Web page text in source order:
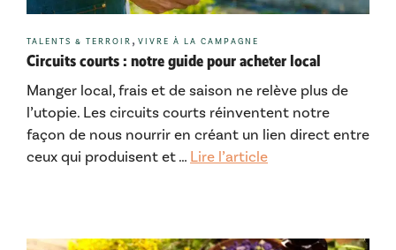
Circuits courts : notre guide pour acheter local
Manger local, frais et de saison ne relève plus de
l’utopie. Les circuits courts réinventent notre
façon de nous nourrir en créant un lien direct entre
ceux qui produisent et … Lire l’article
Catégories
TALENTS & TERROIR , VIVRE À LA CAMPAGNE